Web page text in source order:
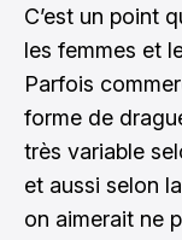
C’est un point
les femmes et
Parfois
forme de
très variable
et aussi selon
on aimerait ne